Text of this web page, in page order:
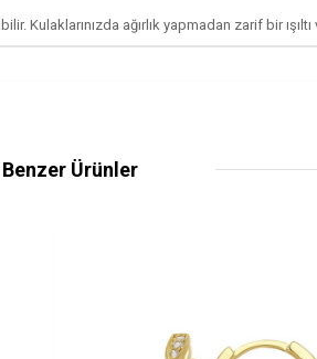
Kulaklarınızda ağırlık yapmadan zarif bir
Benzer Ürünler